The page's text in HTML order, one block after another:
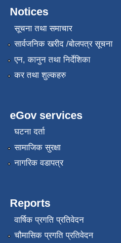
Notices
सूचना तथा समाचार
सार्वजनिक खरीद /बोलपत्र सूचना
एन, कानुन तथा निर्देशिका
कर तथा शुल्कहरु
eGov services
घटना दर्ता
सामाजिक सुरक्षा
नागरिक वडापत्र
Reports
वार्षिक प्रगति प्रतिवेदन
चौमासिक प्रगति प्रतिवेदन